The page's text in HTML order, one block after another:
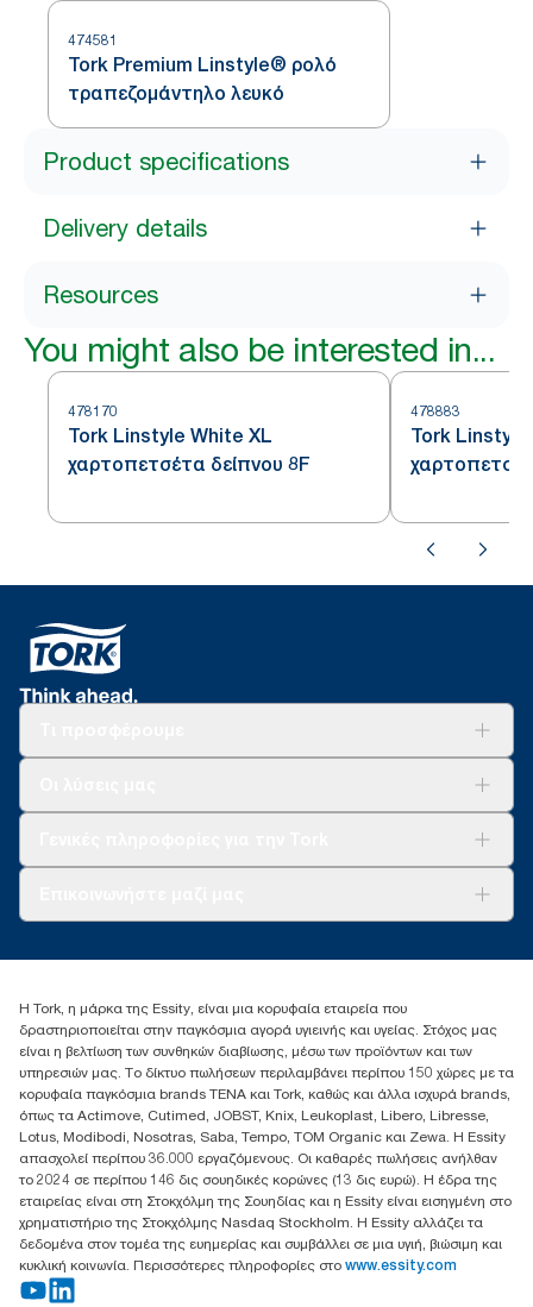
474581
Tork Premium Linstyle® ρολό
τραπεζομάντηλο λευκό
Product specifications
Delivery details
Resources
You might also be interested in...
478170
Tork Linstyle White XL
χαρτοπετσέτα δείπνου 8F
478883
Tork Linstyle
+302102705722
17th klm.National Road Athens-Lamia &2 Kalamatas
14564 N.Kifissia, Athens-Greece
Mob: +306932474930 (για Ελλάδα & Κύπρο)
Η Tork, η μάρκα της Essity, είναι μια κορυφαία εταιρεία που
δραστηριοποιείται στην παγκόσμια αγορά υγιεινής και υγείας. Στόχος μας
είναι η βελτίωση των συνθηκών διαβίωσης, μέσω των προϊόντων και των
υπηρεσιών μας. Το δίκτυο πωλήσεων περιλαμβάνει περίπου 150 χώρες με τα
κορυφαία παγκόσμια brands TENA και Tork, καθώς και άλλα ισχυρά brands,
όπως τα Actimove, Cutimed, JOBST, Knix, Leukoplast, Libero, Libresse,
Lotus, Modibodi, Nosotras, Saba, Tempo, TOM Organic και Zewa. Η Essity
απασχολεί περίπου 36.000 εργαζόμενους. Οι καθαρές πωλήσεις ανήλθαν
το 2024 σε περίπου 146 δις σουηδικές κορώνες (13 δις ευρώ). Η έδρα της
εταιρείας είναι στη Στοκχόλμη της Σουηδίας και η Essity είναι εισηγμένη στο
χρηματιστήριο της Στοκχόλμης Nasdaq Stockholm. Η Essity αλλάζει τα
δεδομένα στον τομέα της ευημερίας και συμβάλλει σε μια υγιή, βιώσιμη και
κυκλική κοινωνία. Περισσότερες πληροφορίες στο www.essity.com